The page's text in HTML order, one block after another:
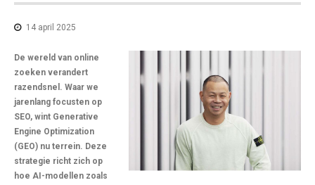
14 april 2025
De wereld van online
zoeken verandert
razendsnel. Waar we
jarenlang focusten op
SEO, wint Generative
Engine Optimization
(GEO) nu terrein. Deze
strategie richt zich op
hoe AI-modellen zoals